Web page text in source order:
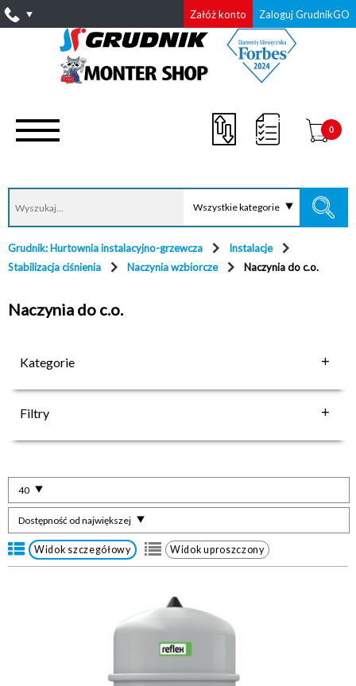
Załóż konto Zaloguj GrudnikGO
Wszystkie kategorie
0
Grudnik: Hurtownia instalacyjno-grzewcza
Instalacje
Stabilizacja ciśnienia
Naczynia wzbiorcze Naczynia do c.o.
Naczynia do c.o.
Kategorie
Filtry
Dostępność od największej
40
Widok szczegółowy Widok uproszczony